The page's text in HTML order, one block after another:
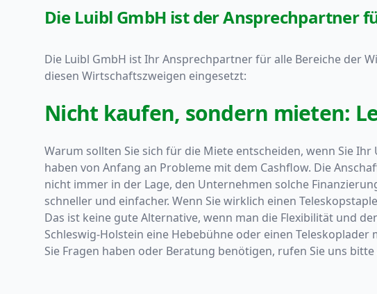
Die Luibl GmbH ist der Ansprechpartner
Die Luibl GmbH ist Ihr Ansprechpartner für alle Bereiche der
diesen Wirtschaftszweigen eingesetzt:
Nicht kaufen, sondern mieten:
Warum sollten Sie sich für die Miete entscheiden, wenn Sie
haben von Anfang an Probleme mit dem Cashflow. Die
nicht immer in der Lage, den Unternehmen solche
schneller und einfacher. Wenn Sie wirklich einen
Das ist keine gute Alternative, wenn man die Flexibilität und
Schleswig-Holstein eine Hebebühne oder einen
Sie Fragen haben oder Beratung benötigen, rufen Sie uns bitte